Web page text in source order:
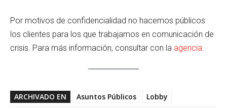
Por motivos de confidencialidad no hacemos públicos
los clientes para los que trabajamos en comunicación de
crisis. Para más información, consultar con la agencia.
ARCHIVADO EN Asuntos Públicos Lobby